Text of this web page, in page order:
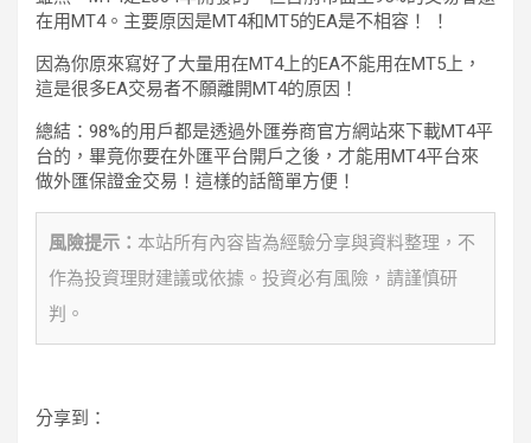
在用MT4。主要原因是MT4和MT5的EA是不相容！ ！
因為你原來寫好了大量用在MT4上的EA不能用在MT5上，
這是很多EA交易者不願離開MT4的原因！
總結：98%的用戶都是透過外匯券商官方網站來下載MT4平
台的，畢竟你要在外匯平台開戶之後，才能用MT4平台來
做外匯保證金交易！這樣的話簡單方便！
風險提示： 本站所有內容皆為經驗分享與資料整理，不
作為投資理財建議或依據。投資必有風險，請謹慎研
判。
分享到：